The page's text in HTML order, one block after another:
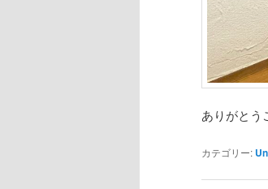
ありがとう
カテゴリー: